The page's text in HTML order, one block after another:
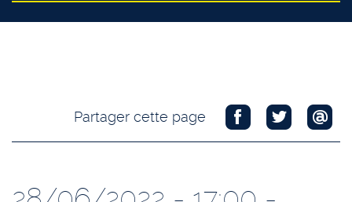
Partager cette page